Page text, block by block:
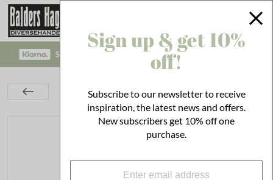
SAFE PAYMENT WITH KLARNA CHECKOUT!
Watering Can Oval Moss Green 7L
Sign up & get 10%
off!
Subscribe to our newsletter to receive
inspiration, the latest news and offers.
New subscribers get 10% off one
purchase.